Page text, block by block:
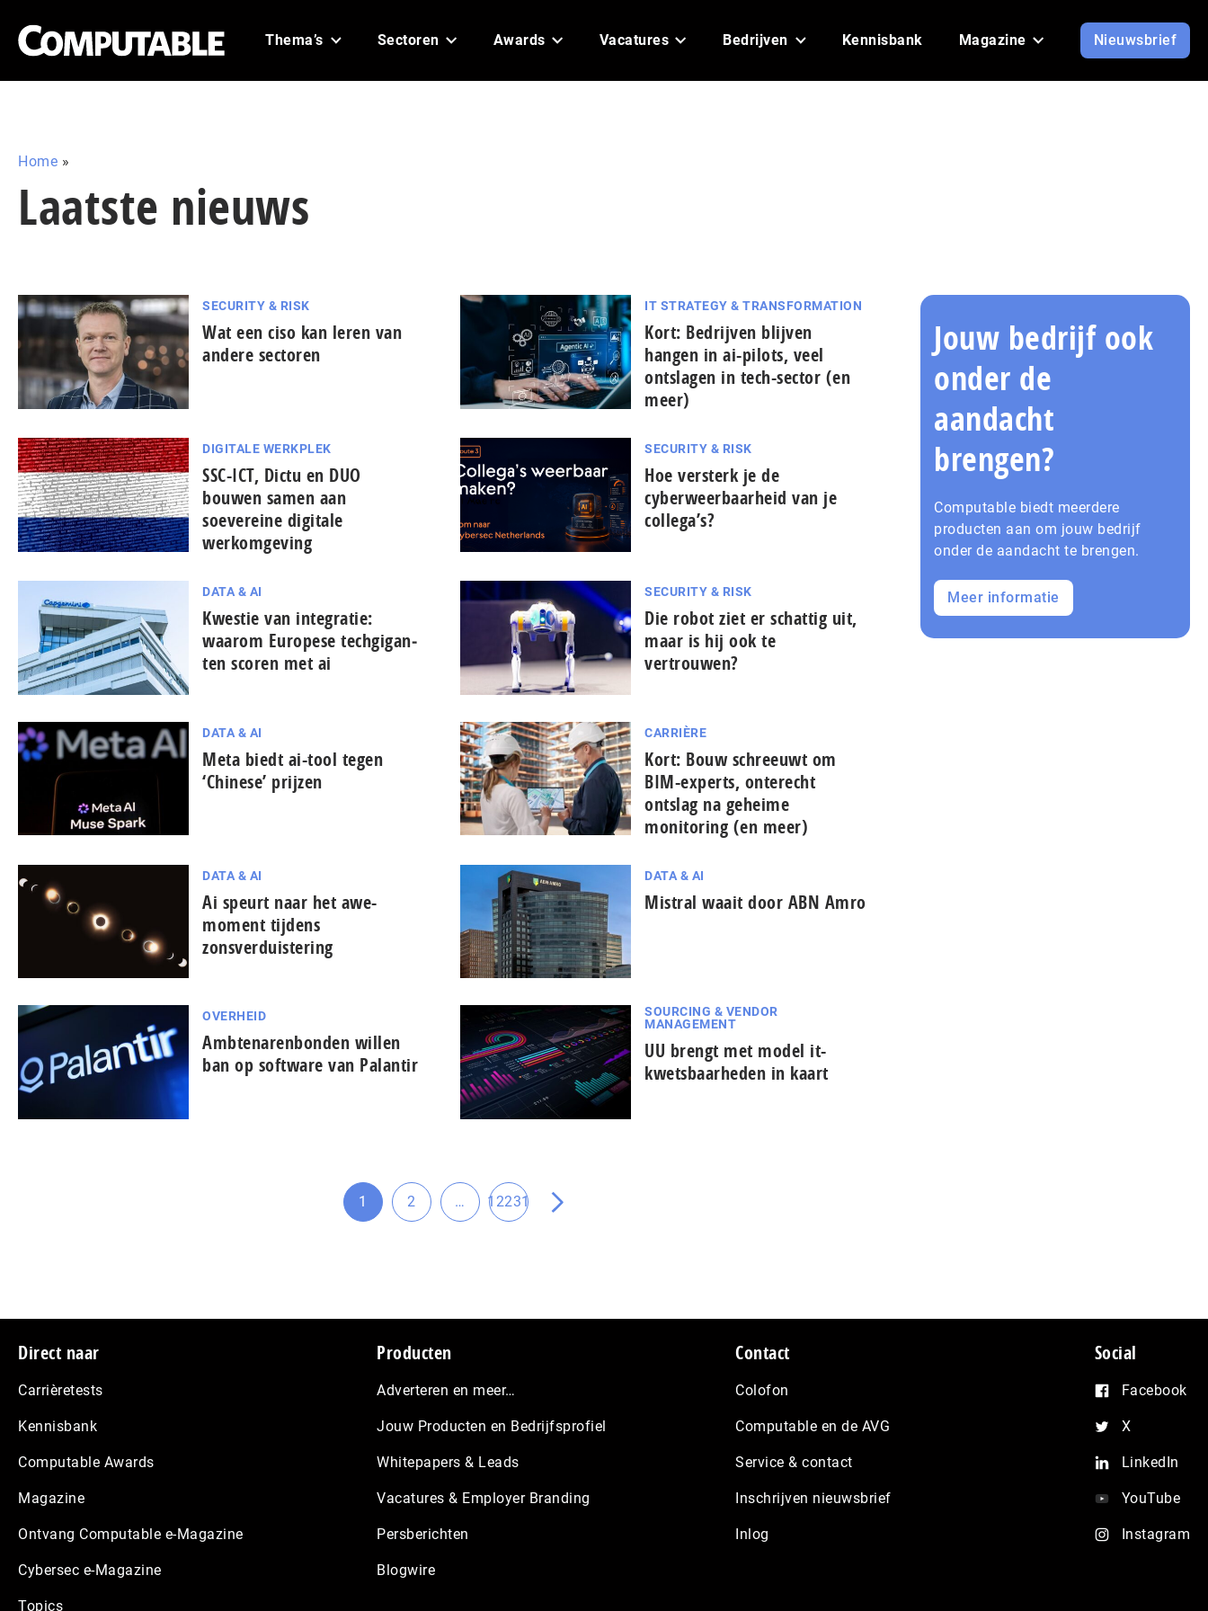
Thema’s Sectoren Awards Vacatures Bedrijven Kennisbank Magazine Nieuwsbrief
Home »
Laatste nieuws
SECURITY & RISK
Wat een ciso kan leren van
andere sectoren
IT STRATEGY & TRANSFORMATION
Kort: Bedrijven blijven
hangen in ai-pilots, veel
ontslagen in tech-sector (en
meer)
DIGITALE WERKPLEK
SSC-ICT, Dictu en DUO
bouwen samen aan
soevereine digitale
werkomgeving
SECURITY & RISK
Hoe versterk je de
cyberweerbaarheid van je
collega’s?
DATA & AI
Kwestie van integratie:
waarom Europese tech­gi­gan­
ten scoren met ai
SECURITY & RISK
Die robot ziet er schattig uit,
maar is hij ook te
vertrouwen?
DATA & AI
Meta biedt ai-tool tegen
‘Chinese’ prijzen
CARRIÈRE
Kort: Bouw schreeuwt om
BIM-experts, onterecht
ontslag na geheime
monitoring (en meer)
DATA & AI
Ai speurt naar het awe-
moment tijdens
zonsverduistering
DATA & AI
Mistral waait door ABN Amro
OVERHEID
Ambtenarenbonden willen
ban op software van Palantir
SOURCING & VENDOR
MANAGEMENT
UU brengt met model it-
kwetsbaarheden in kaart
Ga
1
Ga
2
Tussenliggende
pagina's
…
Ga
12231
Ga
Jouw bedrijf ook
onder de
aandacht
brengen?
Computable biedt meerdere
producten aan om jouw bedrijf
onder de aandacht te brengen.
Meer informatie
Footer
Direct naar
Carrièretests
Kennisbank
Computable Awards
Magazine
Ontvang Computable e-Magazine
Cybersec e-Magazine
Topics
Producten
Adverteren en meer…
Jouw Producten en Bedrijfsprofiel
Whitepapers & Leads
Vacatures & Employer Branding
Persberichten
Blogwire
Contact
Colofon
Computable en de AVG
Service & contact
Inschrijven nieuwsbrief
Inlog
Social
Facebook
X
LinkedIn
YouTube
Instagram